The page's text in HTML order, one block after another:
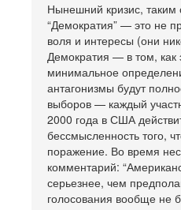
Нынешний кризис, таким
“Демократия” — это не
воля и интересы (они
Демократия — в том, как
минимальное
антагонизмы будут
выборов — каждый
2000 года в США
бессмысленность того,
поражение. Во время
комментарий:
серьезнее, чем
голосования вообще не